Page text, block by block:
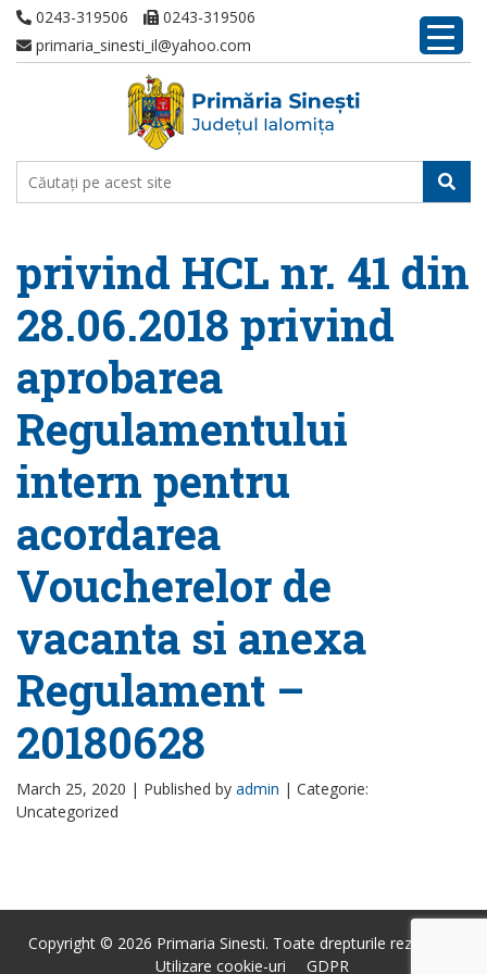
0243-319506
0243-319506
primaria_sinesti_il@yahoo.com
privind HCL nr. 41 din
28.06.2018 privind
aprobarea
Regulamentului
intern pentru
acordarea
Voucherelor de
vacanta si anexa
Regulament –
20180628
March 25, 2020 | Published by admin | Categorie:
Uncategorized
Copyright © 2026 Primaria Sinesti. Toate drepturile rezervate.
Utilizare cookie-uri
GDPR